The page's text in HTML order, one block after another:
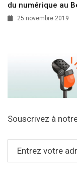
du numérique au
25 novembre 2019
Souscrivez à